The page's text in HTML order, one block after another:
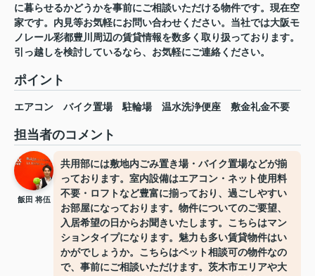
に暮らせるかどうかを事前にご相談いただける物件です。現在空
家です。内見等お気軽にお問い合わせください。当社では大阪モ
ノレール彩都豊川周辺の賃貸情報を数多く取り扱っております。
引っ越しを検討しているなら、お気軽にご連絡ください。
ポイント
エアコン バイク置場 駐輪場 温水洗浄便座 敷金礼金不要
担当者のコメント
飯田 将伍
共用部には敷地内ごみ置き場・バイク置場などが揃
っております。室内設備はエアコン・ネット使用料
不要・ロフトなど豊富に揃っており、過ごしやすい
お部屋になっております。物件についてのご要望、
入居希望の日からお聞きいたします。こちらはマン
ションタイプになります。魅力も多い賃貸物件はい
かがでしょうか。こちらはペット相談可の物件なの
で、事前にご相談いただけます。茨木市エリアや大